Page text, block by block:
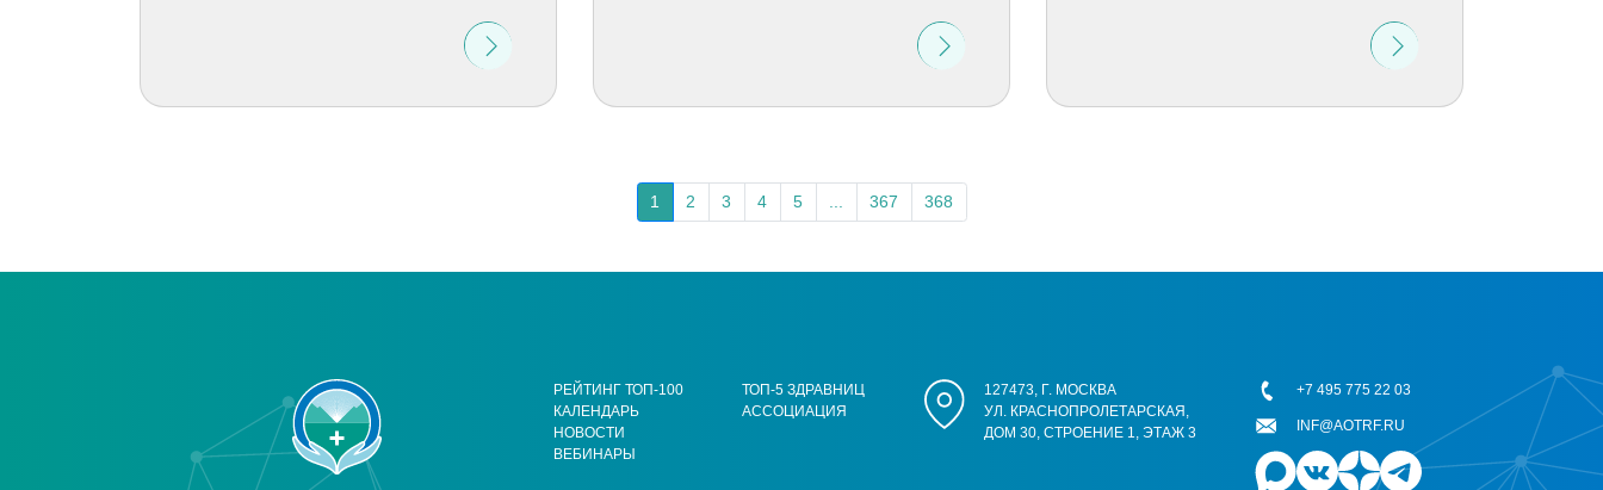
1 2 3 4 5 367 368
РЕЙТИНГ ТОП-100
КАЛЕНДАРЬ
НОВОСТИ
ВЕБИНАРЫ
ТОП-5 ЗДРАВНИЦ
АССОЦИАЦИЯ
127473, Г. МОСКВА
УЛ. КРАСНОПРОЛЕТАРСКАЯ,
ДОМ 30, СТРОЕНИЕ 1, ЭТАЖ 3
+7 495 775 22 03
INF@AOTRF.RU